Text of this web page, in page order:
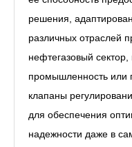
решения,
различных отраслей
нефтегазовый
промышленность или
клапаны
для обеспечения
надежности даже в